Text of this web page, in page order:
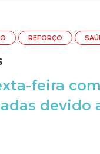
REFORÇO
feira
devido